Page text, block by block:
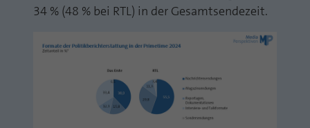
34 % (48 % bei RTL) in der Gesamtsendezeit.